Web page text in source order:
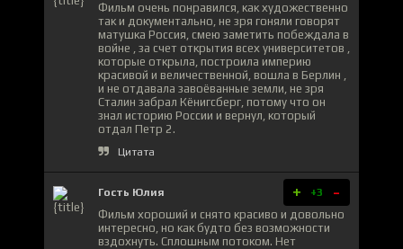
Фильм очень понравился, как художественно
так и документально, не зря гоняли говорят
матушка Россия, смею заметить побеждала в
войне , за счет открытия всех университетов ,
которые открыла, построила империю
красивой и величественной, вошла в Берлин ,
и не отдавала завоёванные земли, не зря
Сталин забрал Кёнигсберг, потому что он
знал историю России и вернул, который
отдал Петр 2.
Цитата
Гость Юлия + +3 -
Фильм хороший и снято красиво и довольно
интересно, но как будто без возможности
вздохнуть. Сплошным потоком. Нет